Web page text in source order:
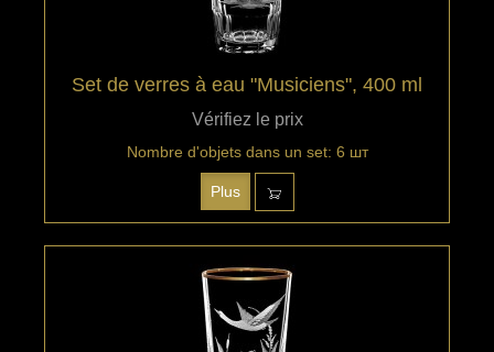
Set de verres à eau "Musiciens", 400 ml
Vérifiez le prix
Nombre d'objets dans un set: 6 шт
Plus